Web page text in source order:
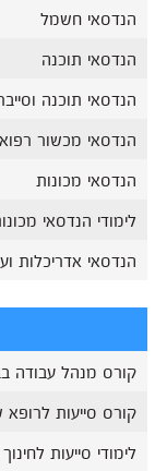
הנדסאי חשמל
הנדסאי תוכנה
הנדסאי תוכנה
הנדסאי מכשור
הנדסאי מכונות
לימודי הנדסאי
הנדסאי אדריכלות
קורס מנהל עבודה
קורס סייעות לרופא
לימודי סייעות